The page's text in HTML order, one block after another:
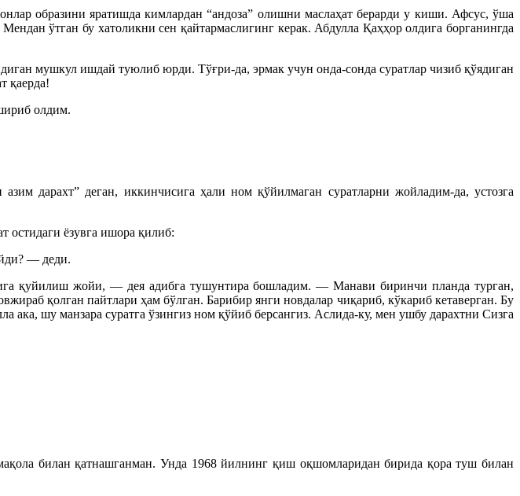
образини яратишда кимлардан “андоза” олишни маслаҳат берарди у киши. Афсус, ўша
ўтган бу хатоликни сен қайтармаслигинг керак. Абдулла Қаҳҳор олдига борганингда
мушкул ишдай туюлиб юрди. Тўғри-да, эрмак учун онда-сонда суратлар чизиб қўядиган
қаерда!
олдим.
дарахт” деган, иккинчисига ҳали ном қўйилмаган суратларни жойладим-да, устозга
остидаги ёзувга ишора қилиб:
— деди.
қуйилиш жойи, — дея адибга тушунтира бошладим. — Манави биринчи планда турган,
қолган пайтлари ҳам бўлган. Барибир янги новдалар чиқариб, кўкариб кетаверган. Бу
ака, шу манзара суратга ўзингиз ном қўйиб берсангиз. Аслида-ку, мен ушбу дарахтни Сизга
билан қатнашганман. Унда 1968 йилнинг қиш оқшомларидан бирида қора туш билан